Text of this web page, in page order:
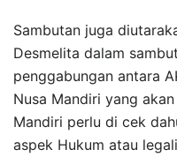
Sambutan juga
Desmelita dalam
penggabungan antara
Nusa Mandiri yang
Mandiri perlu di cek
aspek Hukum atau